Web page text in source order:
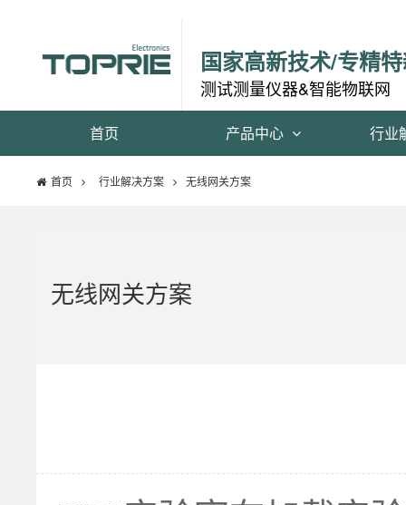
国家高新技术/专精
测试测量仪器&智能物联网
首页 产品中心 行业
首页 行业解决方案 无线网关方案
无线网关方案